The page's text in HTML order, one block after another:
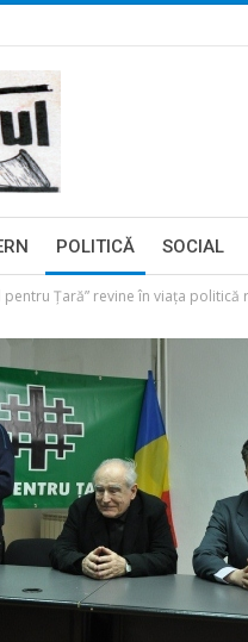
POLITICĂ SOCIAL
Țară” revine în viața politică